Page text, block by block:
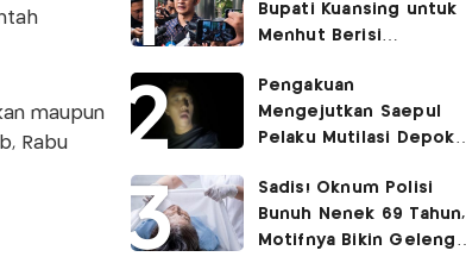
maupun
Rabu
Bupati Kuansing untuk
Menhut Berisi
Pengembaliannya
Belum Utuh
Pengakuan
Mengejutkan Saepul
Pelaku Mutilasi Depok:
Korban di Kontrakan
Sadis! Oknum Polisi
Bunuh Nenek 69 Tahun,
Motifnya Bikin Geleng